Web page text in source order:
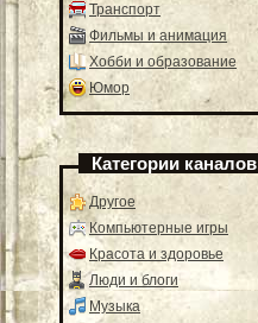
Транспорт
Фильмы и анимация
Хобби и образование
Юмор
Категории каналов
Другое
Компьютерные игры
Красота и здоровье
Люди и блоги
Музыка